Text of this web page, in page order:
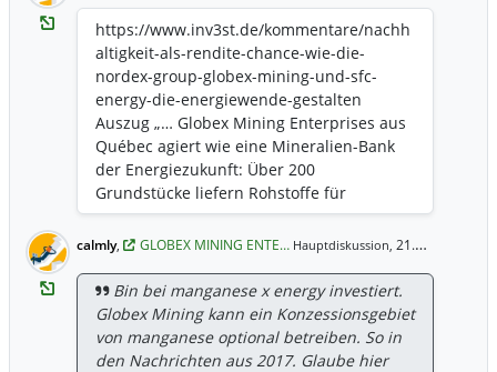
Mittelfeldspieler: Während Unternehmen
wie Nordex direkt erneuerbare Energien
vorantreiben, unterstützt Globex die
Energiewende direkt am Anfang durch
Exploration und Förderung von
Rohstoffen und Edelmetallen …“
https://www.inv3st.de/kommentare/nachh
altigkeit-als-rendite-chance-wie-die-
nordex-group-globex-mining-und-sfc-
energy-die-energiewende-gestalten
Auszug „… Globex Mining Enterprises aus
Québec agiert wie eine Mineralien-Bank
der Energiezukunft: Über 200
Grundstücke liefern Rohstoffe für
Batterien und Technologien. Mit einem
aktuellen Rückkauf von Gold-Royalties
Firma, zur Freude der Aktionäre …“
Salbende Worte. Muss man schauen, was
folgt.
calmly, GLOBEX MINING ENTE… Hauptdiskussion, 21.03.2025 9:02 Uhr
Bin bei manganese x energy investiert.
Globex Mining kann ein Konzessionsgebiet
von manganese optional betreiben. So in
den Nachrichten aus 2017. Glaube hier